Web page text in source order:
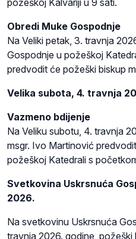
požeškoj Kalvariji u 9 sati.
Obredi Muke Gospodnje
Na Veliki petak, 3. travnja
Gospodnje u požeškoj
predvodit će požeški biskup
Velika subota, 4. travnja
Vazmeno bdijenje
Na Veliku subotu, 4. travnja
msgr. Ivo Martinović
požeškoj Katedrali s
Svetkovina Uskrsnuća
2026.
Na svetkovinu Uskrsnuća
travnja 2026. godine, požeški